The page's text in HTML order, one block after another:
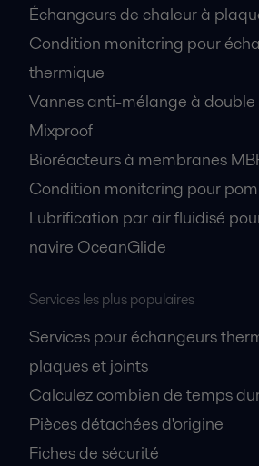
Échangeurs de chaleur à
Condition monitoring pour
thermique
Vannes anti-mélange à
Mixproof
Bioréacteurs à membranes
Condition monitoring pour
Lubrification par air fluidisé
navire OceanGlide
Services les plus populaires
Services pour échangeurs
plaques et joints
Calculez combien de temps
Pièces détachées d'origine
Fiches de sécurité